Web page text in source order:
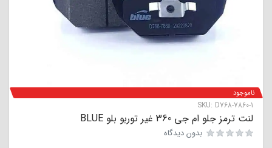
ناموجود
SKU: D768-7860-1
لنت ترمز جلو ام جی 360 غیر توربو بلو BLUE
بدون دیدگاه